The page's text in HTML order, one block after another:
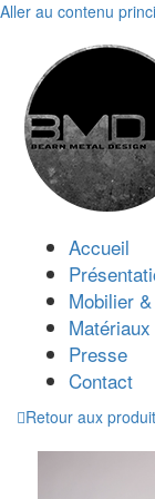
Aller au contenu
Accueil
Mobilier
Presse
Contact
Retour aux